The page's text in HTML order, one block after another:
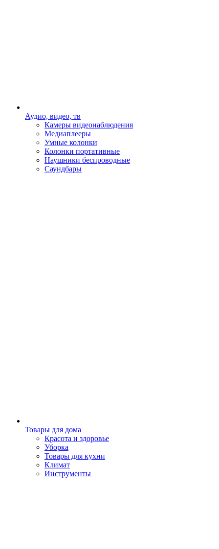
Аудио, видео, тв
Камеры видеонаблюдения
Медиаплееры
Умные колонки
Колонки портативные
Наушники беспроводные
Саундбары
Товары для дома
Красота и здоровье
Уборка
Товары для кухни
Климат
Инструменты